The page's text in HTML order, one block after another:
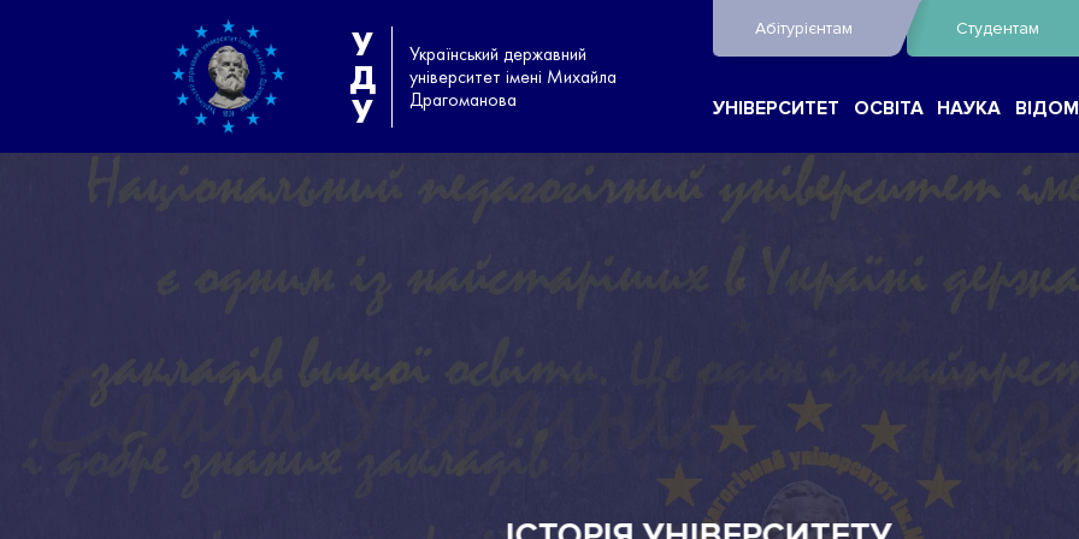
У
Д
У
Український державний
університет імені Михайла
Драгоманова
Абітурієнтам Студентам
УНІВЕРСИТЕТ ОСВІТА НАУКА